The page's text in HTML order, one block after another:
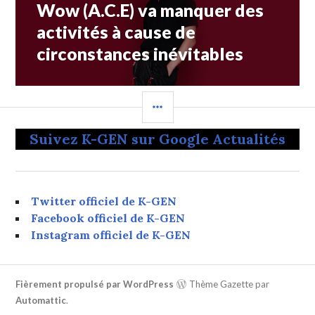
Article
Suivant:
Wow (A.C.E) va manquer des
activités à cause de
circonstances inévitables
LATÉRALE
Suivez K-GEN sur Google Actualités
Twitter officiel de K-GEN
Facebook officiel de K-GEN
Instagram officiel de K-GEN
Fièrement propulsé par WordPress
Thème Gazette par
Automattic.